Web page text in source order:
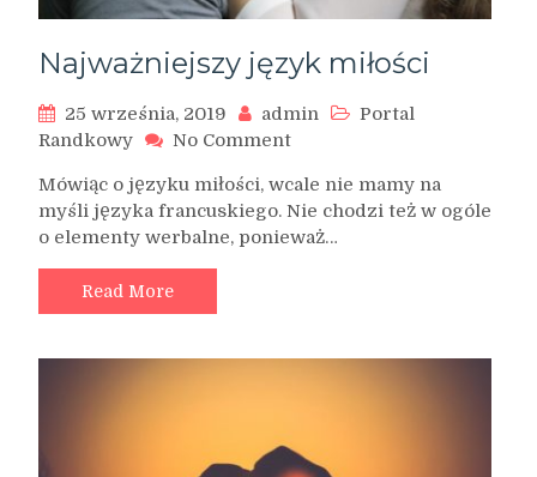
Najważniejszy język miłości
25 września, 2019 admin
Portal
Randkowy
No Commenton
język
miłości
Mówiąc o języku miłości, wcale nie mamy na
myśli języka francuskiego. Nie chodzi też w ogóle
o elementy werbalne, ponieważ…
Read More